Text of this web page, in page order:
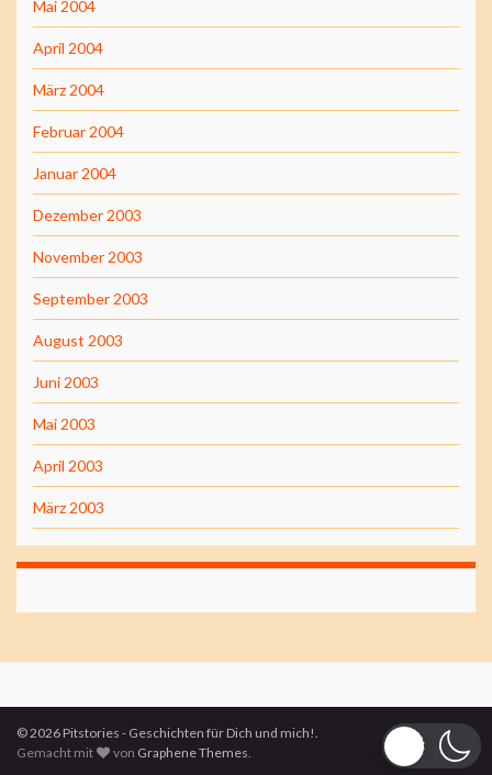
Mai 2004
April 2004
März 2004
Februar 2004
Januar 2004
Dezember 2003
November 2003
September 2003
August 2003
Juni 2003
Mai 2003
April 2003
März 2003
© 2026 Pitstories - Geschichten für Dich und mich!.
Gemacht mit
von Graphene Themes